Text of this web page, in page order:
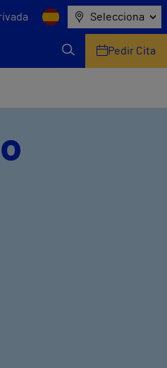
Selecciona
Pedir Cita